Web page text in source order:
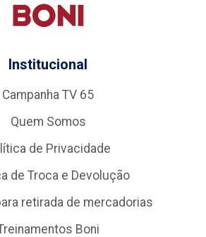
Institucional
Campanha TV 65
Quem Somos
de Privacidade
de Troca e Devolução
retirada de mercadorias
Boni